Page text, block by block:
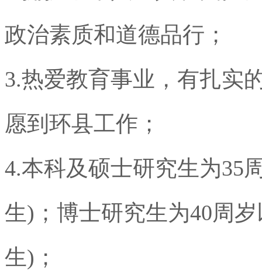
政治素质和道德品行；
3.热爱教育事业，有扎实
愿到环县工作；
4.本科及硕士研究生为35
生) ；博士研究生为40周
生) ；